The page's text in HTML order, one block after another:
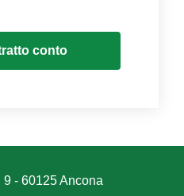
conto
- 60125 Ancona